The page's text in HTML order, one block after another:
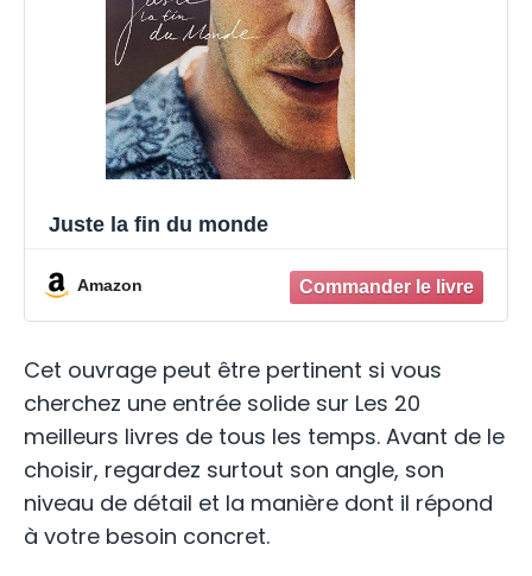
Juste la fin du monde
Amazon
Cet ouvrage peut être pertinent si vous
cherchez une entrée solide sur Les 20
meilleurs livres de tous les temps. Avant de le
choisir, regardez surtout son angle, son
niveau de détail et la manière dont il répond
à votre besoin concret.